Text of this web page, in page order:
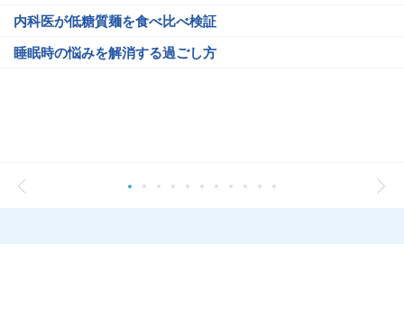
内科医が低糖質麺を食べ比べ検証
睡眠時の悩みを解消する過ごし方